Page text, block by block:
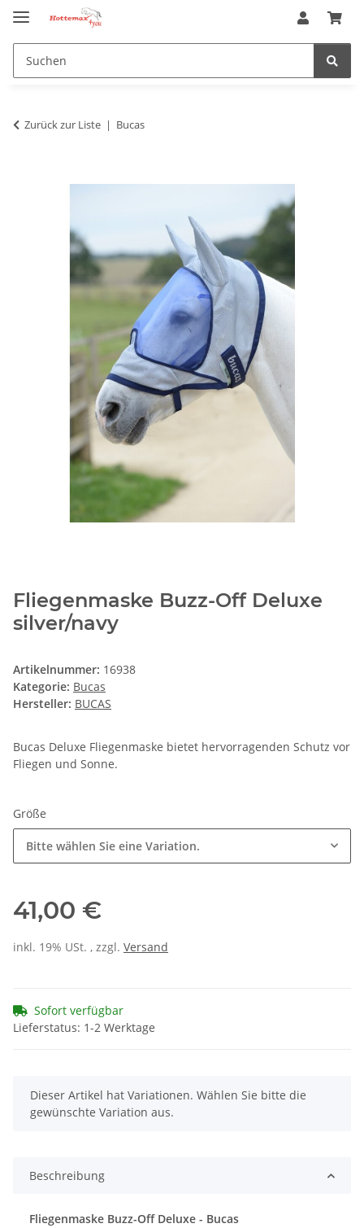
Zurück zur Liste Bucas
Fliegenmaske Buzz-Off Deluxe
silver/navy
Artikelnummer: 16938
Kategorie: Bucas
Hersteller: BUCAS
Bucas Deluxe Fliegenmaske bietet hervorragenden Schutz vor
Fliegen und Sonne.
Größe
Bitte wählen Sie eine Variation.
41,00 €
inkl. 19% USt. , zzgl. Versand
Sofort verfügbar
Lieferstatus: 1-2 Werktage
x
Dieser Artikel hat Variationen. Wählen Sie bitte die
gewünschte Variation aus.
Beschreibung
Fliegenmaske Buzz-Off Deluxe - Bucas